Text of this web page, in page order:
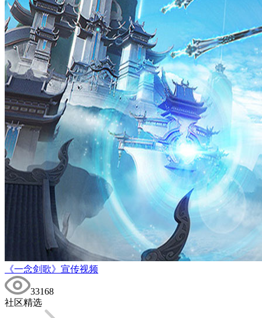
《一念剑歌》宣传视频
33168
社区精选